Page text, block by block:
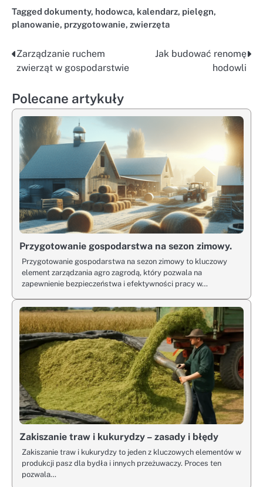
Tagged dokumenty, hodowca, kalendarz, pielęgn,
planowanie, przygotowanie, zwierzęta
Nawigacja
wpisu
Zarządzanie ruchem
zwierząt w gospodarstwie
Jak budować renomę
hodowli
Polecane artykuły
Przygotowanie gospodarstwa na sezon zimowy.
Przygotowanie gospodarstwa na sezon zimowy to kluczowy
element zarządzania agro zagrodą, który pozwala na
zapewnienie bezpieczeństwa i efektywności pracy w…
Zakiszanie traw i kukurydzy – zasady i błędy
Zakiszanie traw i kukurydzy to jeden z kluczowych elementów w
produkcji pasz dla bydła i innych przeżuwaczy. Proces ten
pozwala…